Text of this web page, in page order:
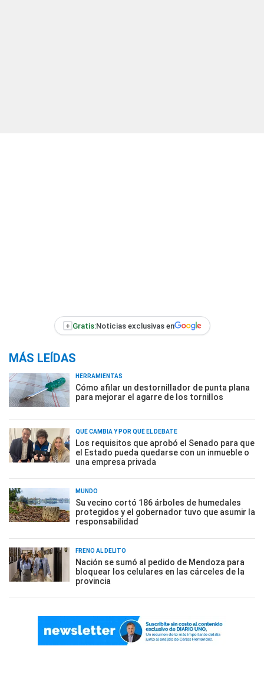
+ Gratis:Noticias exclusivas en
MÁS LEÍDAS
HERRAMIENTAS
Cómo afilar un destornillador de punta plana
para mejorar el agarre de los tornillos
QUÉ CAMBIA Y POR QUÉ EL DEBATE
Los requisitos que aprobó el Senado para que
el Estado pueda quedarse con un inmueble o
una empresa privada
MUNDO
Su vecino cortó 186 árboles de humedales
protegidos y el gobernador tuvo que asumir la
responsabilidad
FRENO AL DELITO
Nación se sumó al pedido de Mendoza para
bloquear los celulares en las cárceles de la
provincia